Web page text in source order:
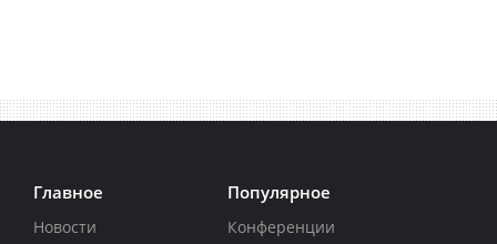
Главное
Новости
Популярное
Конференции